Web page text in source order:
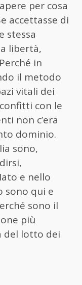
per cosa
accettasse di
stessa
libertà,
in
il metodo
vitali dei
con le
non c’era
dominio.
sono,
e nello
sono qui e
sono il
più
del lotto dei